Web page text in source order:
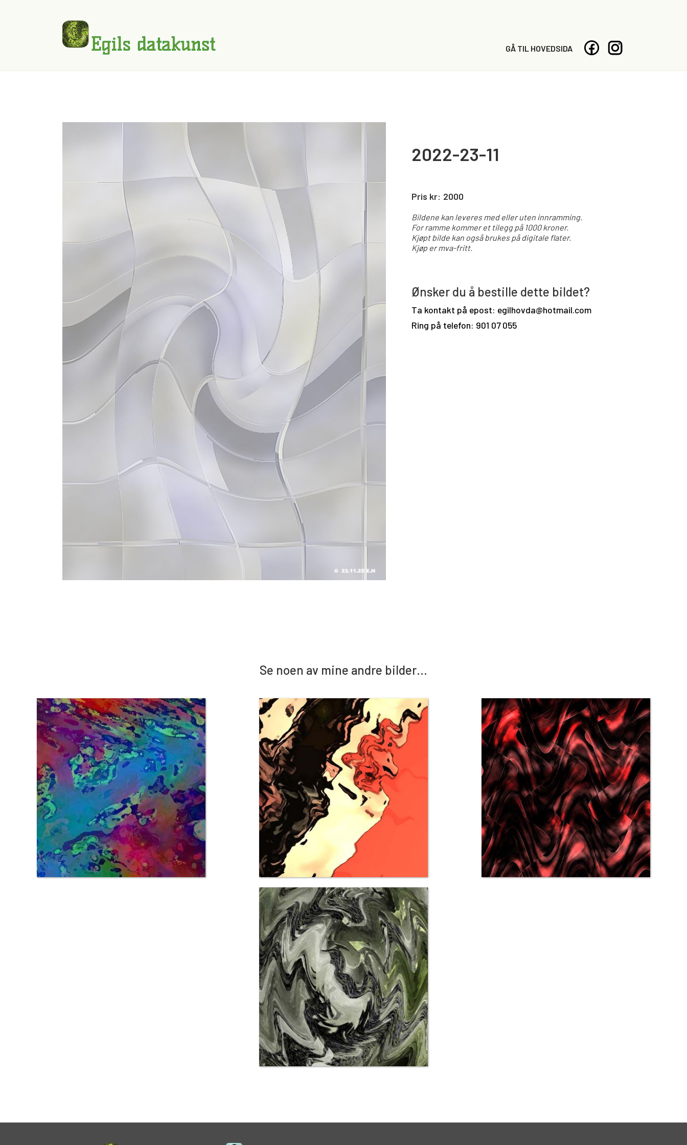
GÅ TIL HOVEDSIDA
2022-23-11
Pris kr: 2000
Bildene kan leveres med eller uten innramming.
For ramme kommer et tilegg på 1000 kroner.
Kjøpt bilde kan også brukes på digitale flater.
Kjøp er mva-fritt.
Ønsker du å bestille dette bildet?
Ta kontakt på epost: egilhovda@hotmail.com
Ring på telefon: 901 07 055
Se noen av mine andre bilder…